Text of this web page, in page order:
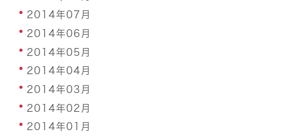
2014年07月
2014年06月
2014年05月
2014年04月
2014年03月
2014年02月
2014年01月